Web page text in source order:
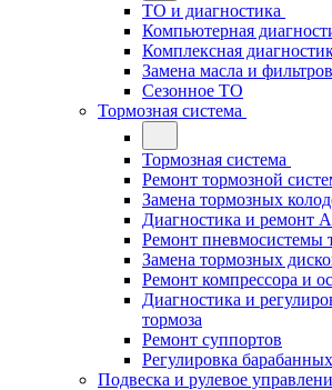
ТО и диагностика
Компьютерная
Комплексная
Замена масла и фильтров
Сезонное ТО
Тормозная система
Тормозная система
Ремонт тормозной
Замена тормозных
Диагностика и ремонт
Ремонт пневмосистемы
Замена тормозных
Ремонт компрессора и
Диагностика и
тормоза
Ремонт суппортов
Регулировка
Подвеска и рулевое